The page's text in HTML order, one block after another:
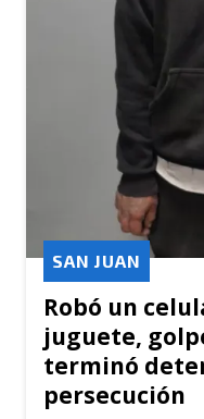
Robó un
juguete,
terminó
persecución
SAN JUAN